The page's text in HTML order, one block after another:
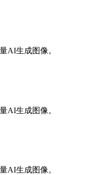
AI生成图像。
AI生成图像。
AI生成图像。